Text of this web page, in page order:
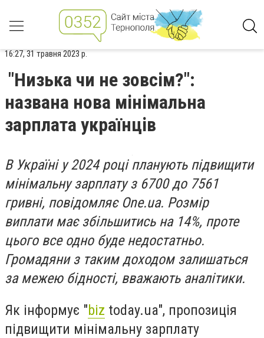
16:27, 31 травня 2023 р.
"Низька чи не зовсім?":
названа нова мінімальна
зарплата українців
В Україні у 2024 році планують підвищити
мінімальну зарплату з 6700 до 7561
гривні, повідомляє One.ua. Розмір
виплати має збільшитись на 14%, проте
цього все одно буде недостатньо.
Громадяни з таким доходом залишаться
за межею бідності, вважають аналітики.
Як інформує "biz today.ua", пропозиція
підвищити мінімальну зарплату